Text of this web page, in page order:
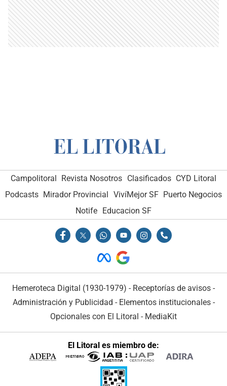
Campolitoral Revista Nosotros Clasificados CYD Litoral
Podcasts Mirador Provincial VivíMejor SF Puerto Negocios
Notife Educacion SF
Hemeroteca Digital (1930-1979) - Receptorías de avisos -
Administración y Publicidad - Elementos institucionales-
Opcionales con El Litoral - MediaKit
El Litoral es miembro de: